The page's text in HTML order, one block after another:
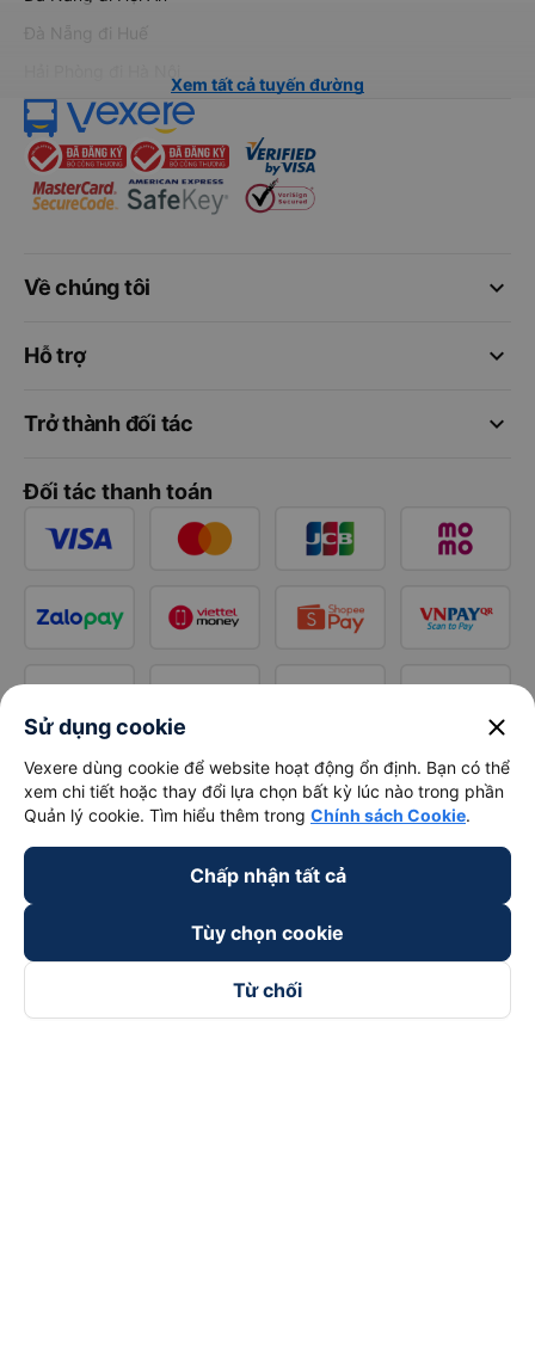
Đà Nẵng đi Huế
Xem tất cả tuyến đường
keyboard_arrow_down
Về chúng tôi
keyboard_arrow_down
Hỗ trợ
keyboard_arrow_down
Trở thành đối tác
Đối tác thanh toán
Sử dụng cookie close
Vexere dùng cookie để website hoạt động ổn định. Bạn có thể
xem chi tiết hoặc thay đổi lựa chọn bất kỳ lúc nào trong phần
Quản lý cookie. Tìm hiểu thêm trong Chính sách Cookie.
Chấp nhận tất cả
Tùy chọn cookie
Từ chối